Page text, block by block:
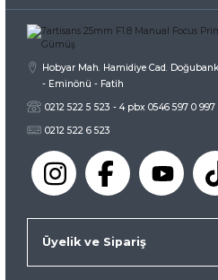
Hobyar Mah. Hamidiye Cad. Doğubank
- Eminönü - Fatih
0212 522 5 523 - 4 pbx 0546 597 0 997
0212 522 6 523
Üyelik ve Sipariş